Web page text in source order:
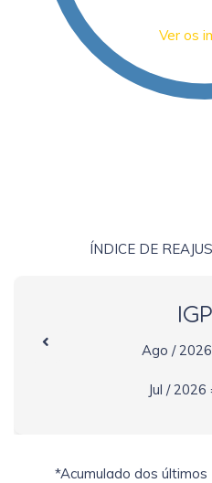
Ver os
ÍNDICE DE
Ago /
Jul / 2026
*Acumulado dos